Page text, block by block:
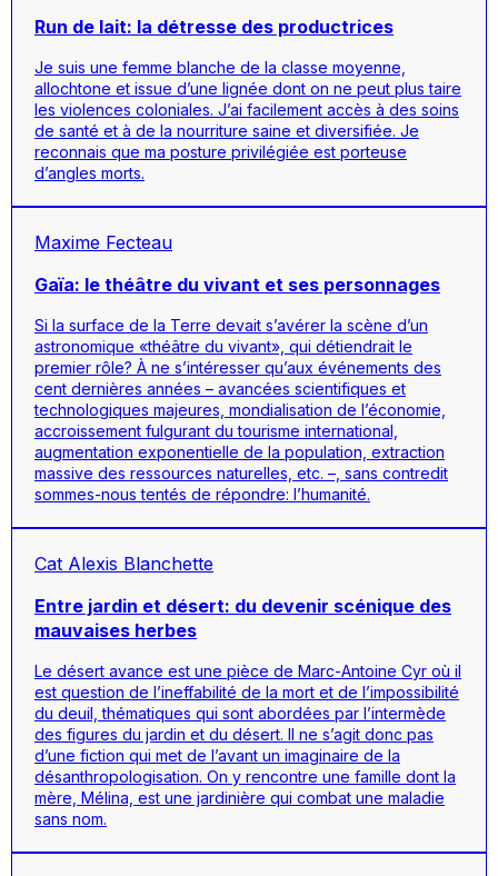
Run de lait: la détresse des productrices
Je suis une femme blanche de la classe moyenne,
allochtone et issue d’une lignée dont on ne peut plus taire
les violences coloniales. J’ai facilement accès à des soins
de santé et à de la nourriture saine et diversifiée. Je
reconnais que ma posture privilégiée est porteuse
d’angles morts.
Maxime Fecteau
Gaïa: le théâtre du vivant et ses personnages
Si la surface de la Terre devait s’avérer la scène d’un
astronomique «théâtre du vivant», qui détiendrait le
premier rôle? À ne s’intéresser qu’aux événements des
cent dernières années – avancées scientifiques et
technologiques majeures, mondialisation de l’économie,
accroissement fulgurant du tourisme international,
augmentation exponentielle de la population, extraction
massive des ressources naturelles, etc. –, sans contredit
sommes-nous tentés de répondre: l’humanité.
Cat Alexis Blanchette
Entre jardin et désert: du devenir scénique des
mauvaises herbes
Le désert avance est une pièce de Marc-Antoine Cyr où il
est question de l’ineffabilité de la mort et de l’impossibilité
du deuil, thématiques qui sont abordées par l’intermède
des figures du jardin et du désert. Il ne s’agit donc pas
d’une fiction qui met de l’avant un imaginaire de la
désanthropologisation. On y rencontre une famille dont la
mère, Mélina, est une jardinière qui combat une maladie
sans nom.